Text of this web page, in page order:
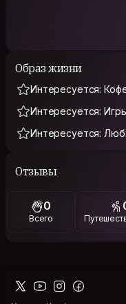
Образ жизни
Интересуется:
Интересуется:
Интересуется:
Отзывы
0
Всего